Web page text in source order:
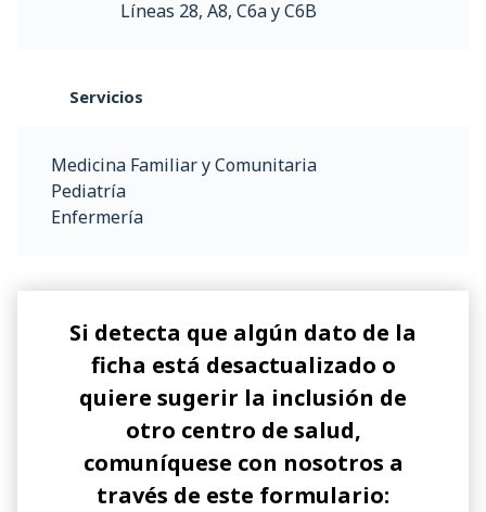
Líneas 28, A8, C6a y C6B
Servicios
Medicina Familiar y Comunitaria
Pediatría
Enfermería
Si detecta que algún dato de la
ficha está desactualizado o
quiere sugerir la inclusión de
otro centro de salud,
comuníquese con nosotros a
través de este formulario: